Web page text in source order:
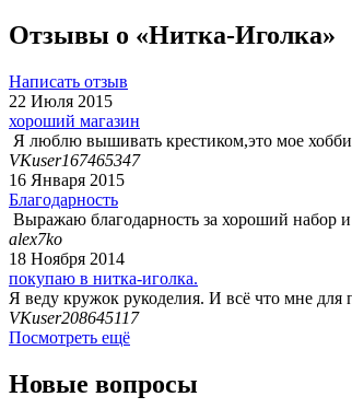
Отзывы о «Нитка-Иголка»
Написать отзыв
22 Июля 2015
хороший магазин
Я люблю вышивать крестиком,это мое
VKuser167465347
16 Января 2015
Благодарность
Выражаю благодарность за хороший набор
alex7ko
18 Ноября 2014
покупаю в нитка-иголка.
Я веду кружок рукоделия. И всё что мне для
VKuser208645117
Посмотреть ещё
Новые вопросы